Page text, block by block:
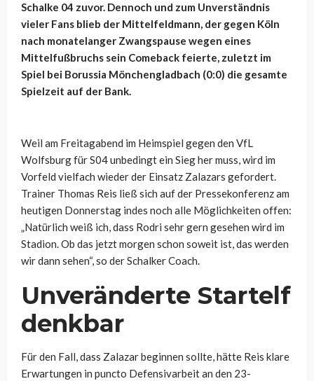
Schalke 04 zuvor. Dennoch und zum Unverständnis
vieler Fans blieb der Mittelfeldmann, der gegen Köln
nach monatelanger Zwangspause wegen eines
Mittelfußbruchs sein Comeback feierte, zuletzt im
Spiel bei Borussia Mönchengladbach (0:0) die gesamte
Spielzeit auf der Bank.
Weil am Freitagabend im Heimspiel gegen den VfL
Wolfsburg für S04 unbedingt ein Sieg her muss, wird im
Vorfeld vielfach wieder der Einsatz Zalazars gefordert.
Trainer Thomas Reis ließ sich auf der Pressekonferenz am
heutigen Donnerstag indes noch alle Möglichkeiten offen:
„Natürlich weiß ich, dass Rodri sehr gern gesehen wird im
Stadion. Ob das jetzt morgen schon soweit ist, das werden
wir dann sehen“, so der Schalker Coach.
Unveränderte Startelf
denkbar
Für den Fall, dass Zalazar beginnen sollte, hätte Reis klare
Erwartungen in puncto Defensivarbeit an den 23-